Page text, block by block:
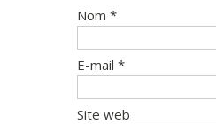
Nom *
E-mail *
Site web